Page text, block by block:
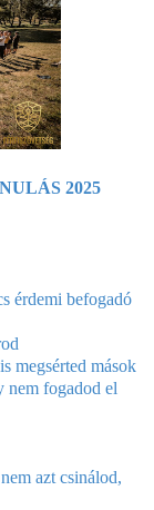
2025
érdemi befogadó
megsérted mások
nem fogadod el
azt csinálod,